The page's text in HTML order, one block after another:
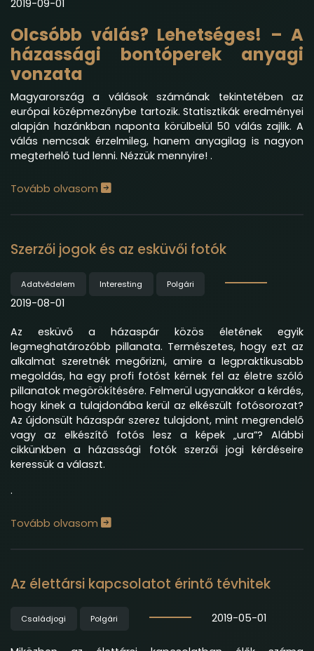
2019-09-01
Olcsóbb válás? Lehetséges! – A
házassági bontóperek anyagi
vonzata
Magyarország a válások számának tekintetében az
európai középmezőnybe tartozik. Statisztikák eredményei
alapján hazánkban naponta körülbelül 50 válás zajlik. A
válás nemcsak érzelmileg, hanem anyagilag is nagyon
megterhelő tud lenni. Nézzük mennyire! .
Tovább olvasom
Szerzői jogok és az esküvői fotók
Adatvédelem Interesting Polgári
2019-08-01
Az esküvő a házaspár közös életének egyik
legmeghatározóbb pillanata. Természetes, hogy ezt az
alkalmat szeretnék megőrizni, amire a legpraktikusabb
megoldás, ha egy profi fotóst kérnek fel az életre szóló
pillanatok megörökítésére. Felmerül ugyanakkor a kérdés,
hogy kinek a tulajdonába kerül az elkészült fotósorozat?
Az újdonsült házaspár szerez tulajdont, mint megrendelő
vagy az elkészítő fotós lesz a képek „ura”? Alábbi
cikkünkben a házassági fotók szerzői jogi kérdéseire
keressük a választ.
.
Tovább olvasom
Az élettársi kapcsolatot érintő tévhitek
Családjogi Polgári 2019-05-01